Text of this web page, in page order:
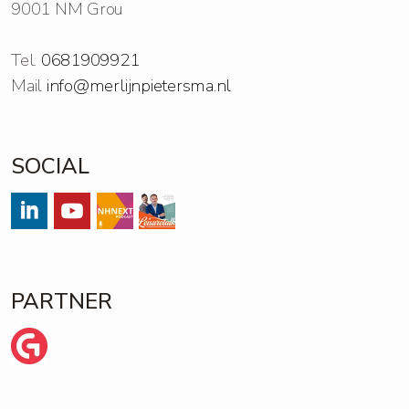
9001 NM Grou
Tel. 0681909921
Mail info@merlijnpietersma.nl
SOCIAL
PARTNER